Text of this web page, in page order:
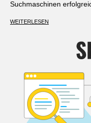
Suchmaschinen
WEITERLESEN